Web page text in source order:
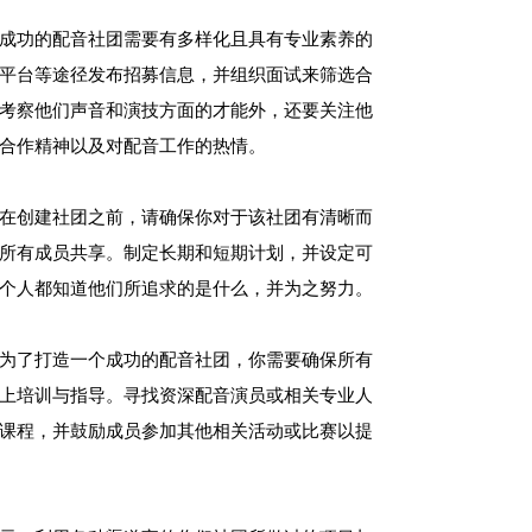
功的配音社团需要有多样化且具有专业素养的
台等途径发布招募信息，并组织面试来筛选合
察他们声音和演技方面的才能外，还要关注他
作精神以及对配音工作的热情。
创建社团之前，请确保你对于该社团有清晰而
有成员共享。制定长期和短期计划，并设定可
人都知道他们所追求的是什么，并为之努力。
了打造一个成功的配音社团，你需要确保所有
培训与指导。寻找资深配音演员或相关专业人
程，并鼓励成员参加其他相关活动或比赛以提